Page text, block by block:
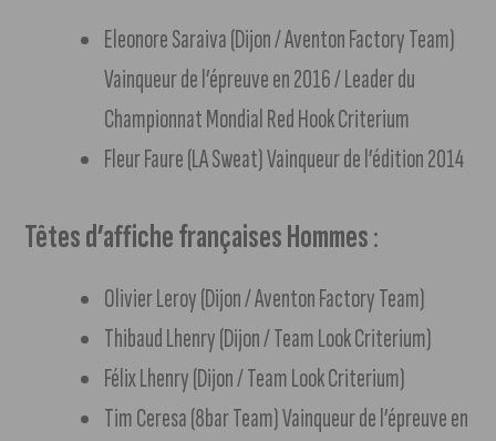
Eleonore Saraiva (Dijon / Aventon Factory Team)
Vainqueur de l’épreuve en 2016 / Leader du
Championnat Mondial Red Hook Criterium
Fleur Faure (LA Sweat) Vainqueur de l’édition 2014
Têtes d’affiche françaises Hommes:
Olivier Leroy (Dijon / Aventon Factory Team)
Thibaud Lhenry (Dijon / Team Look Criterium)
Félix Lhenry (Dijon / Team Look Criterium)
Tim Ceresa (8bar Team) Vainqueur de l’épreuve en